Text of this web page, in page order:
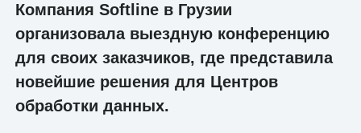
Компания Softline в Грузии
организовала выездную конференцию
для своих заказчиков, где представила
новейшие решения для Центров
обработки данных.